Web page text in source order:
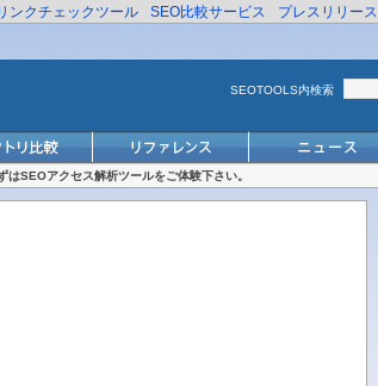
ンクチェックツール SEO比較サービス プレスリリース
SEOTOOLS内検索
SEOアクセス解析ツールをご体験下さい。